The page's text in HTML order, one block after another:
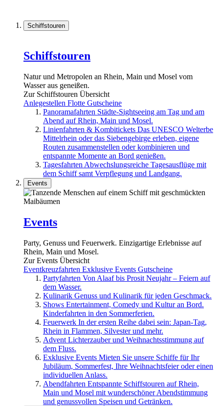
Schiffstouren
Schiffstouren
Natur und Metropolen an Rhein, Main und Mosel vom
Wasser aus geneißen.
Zur Schiffstouren Übersicht
Anlegestellen Flotte Gutscheine
Panoramafahrten Städte-Sightseeing am Tag und am
Abend auf Rhein, Main und Mosel.
Linienfahrten & Kombitickets Das UNESCO Welterbe
Mittelrhein oder das Siebengebirge erleben, eigene
Routen zusammenstellen oder kombinieren und
entspannte Momente an Bord genießen.
Tagesfahrten Abwechslungsreiche Tagesausflüge mit
dem Schiff samt Verpflegung und Landgang.
Events
Events
Party, Genuss und Feuerwerk. Einzigartige Erlebnisse auf
Rhein, Main und Mosel.
Zur Events Übersicht
Eventkreuzfahrten Exklusive Events Gutscheine
Partyfahrten Von Alaaf bis Prosit Neujahr – Feiern auf
dem Wasser.
Kulinarik Genuss und Kulinarik für jeden Geschmack.
Shows Entertainment, Comedy und Kultur an Bord.
Kinderfahrten in den Sommerferien.
Feuerwerk In der ersten Reihe dabei sein: Japan-Tag,
Rhein in Flammen, Silvester und mehr.
Advent Lichterzauber und Weihnachtsstimmung auf
dem Fluss.
Exklusive Events Mieten Sie unsere Schiffe für Ihr
Jubiläum, Sommerfest, Ihre Weihnachtsfeier oder einen
individuellen Anlass.
Abendfahrten Entspannte Schiffstouren auf Rhein,
Main und Mosel mit wunderschöner Abendstimmung
und genussvollen Speisen und Getränken.